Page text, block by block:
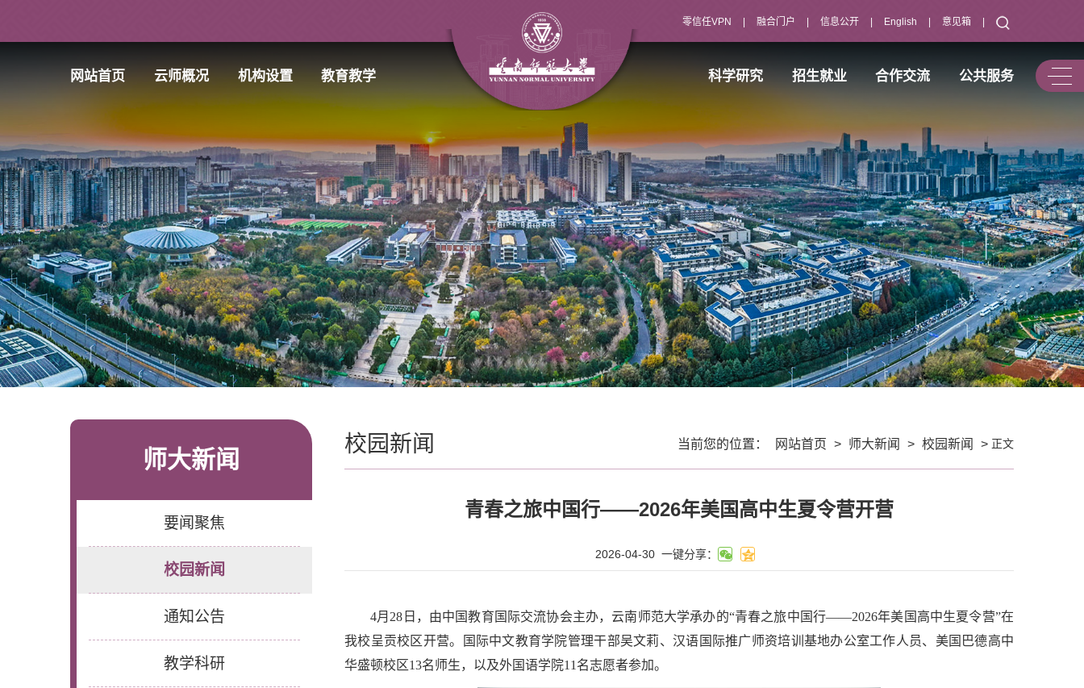
零信任VPN 融合门户 信息公开 English 意见箱
网站首页 云师概况 机构设置 教育教学 科学研究 招生就业 合作交流 公共服务
师大新闻
要闻聚焦
校园新闻
通知公告
教学科研
校园新闻 当前您的位置： 网站首页 > 师大新闻 > 校园新闻 > 正文
青春之旅中国行——2026年美国高中生夏令营开营
2026-04-30 一键分享：
4月28日，由中国教育国际交流协会主办，云南师范大学承办的“青春之旅中国行——2026年美国高中生夏令营”在
我校呈贡校区开营。国际中文教育学院管理干部吴文莉、汉语国际推广师资培训基地办公室工作人员、美国巴德高中
华盛顿校区13名师生，以及外国语学院11名志愿者参加。